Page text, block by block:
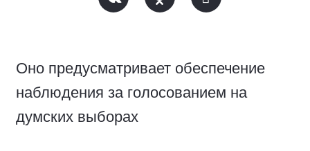
Оно предусматривает обеспечение
наблюдения за голосованием на
думских выборах